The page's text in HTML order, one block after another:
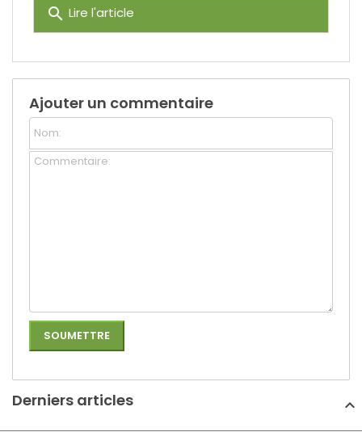
search Lire l'article
Ajouter un commentaire
Derniers articles